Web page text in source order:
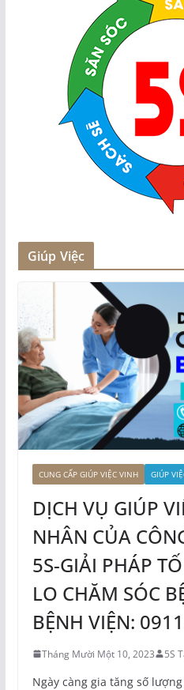
Giúp Việc
CUNG CẤP GIÚP VIỆC VINH GIÚP
DỊCH VỤ GIÚP
NHÂN CỦA
5S-GIẢI PHÁP
LO CHĂM SÓC
BỆNH VIỆN:
Tháng Mười Một 10, 2023 5S
Ngày càng gia tăng số